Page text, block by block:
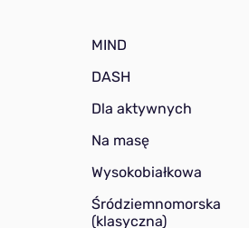
MIND
DASH
Dla aktywnych
Na masę
Wysokobiałkowa
Śródziemnomorska
(klasyczna)